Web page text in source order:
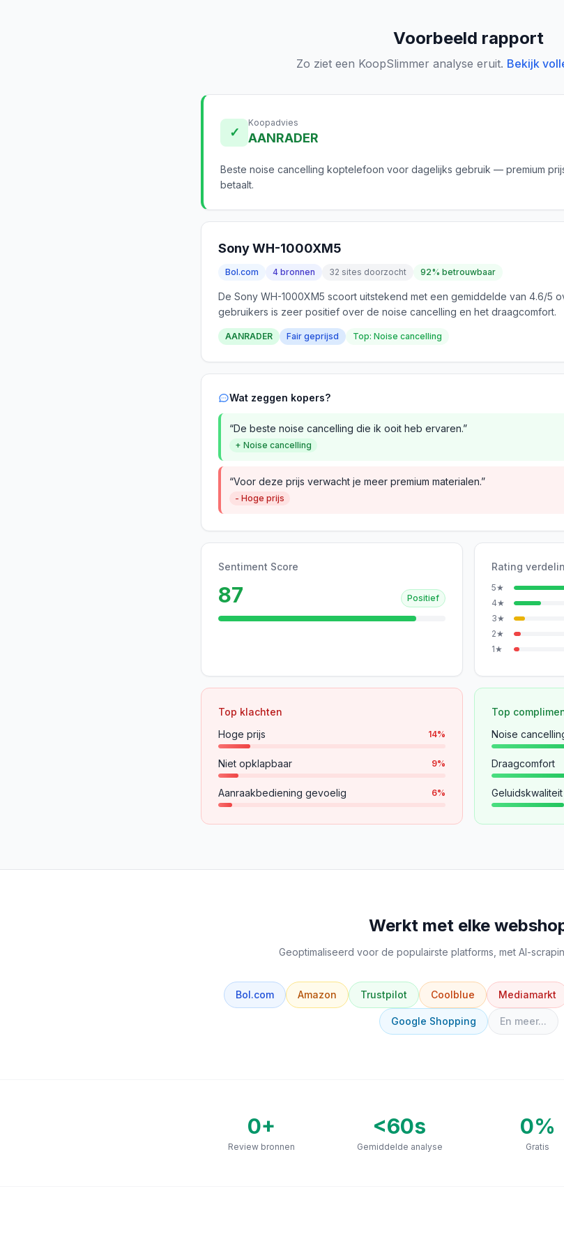
Voorbeeld rapport
Zo ziet een KoopSlimmer analyse eruit. Bekijk
✓
Koopadvies
AANRADER
Beste noise cancelling koptelefoon voor dagelijks gebruik — premium
betaalt.
Sony WH-1000XM5
Bol.com 4 bronnen 32 sites doorzocht 92% betrouwbaar
De Sony WH-1000XM5 scoort uitstekend met een gemiddelde van 4.6/5
gebruikers is zeer positief over de noise cancelling en het draagcomfort.
AANRADER Fair geprijsd Top: Noise cancelling
Wat zeggen kopers?
“De beste noise cancelling die ik ooit heb ervaren.”
+ Noise cancelling
“Voor deze prijs verwacht je meer premium materialen.”
- Hoge prijs
Sentiment Score
87 Positief
Rating
5★
4★
3★
2★
1★
Top klachten
Hoge prijs
14%
Niet opklapbaar 9%
Aanraakbediening gevoelig 6%
Top
Noise
Draagcomfort
Geluidskwaliteit
Werkt met elke
Geoptimaliseerd voor de populairste platforms, met AI-
Bol.com Amazon Trustpilot Coolblue Mediamarkt
Google Shopping En meer...
0+
Review bronnen
<60s
Gemiddelde analyse
0%
Gratis